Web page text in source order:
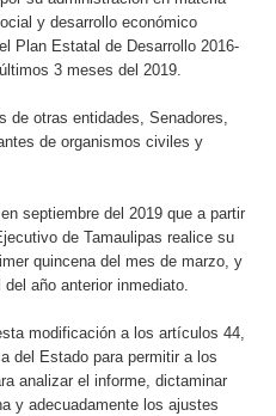
y desarrollo económico
Plan Estatal de Desarrollo 2016-
3 meses del 2019.
de otras entidades, Senadores,
de organismos civiles y
septiembre del 2019 que a partir
de Tamaulipas realice su
quincena del mes de marzo, y
año anterior inmediato.
modificación a los artículos 44,
del Estado para permitir a los
analizar el informe, dictaminar
y adecuadamente los ajustes